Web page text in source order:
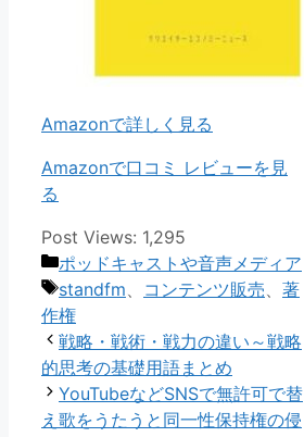
Amazonで詳しく見る
Amazonで口コミ レビューを見
る
Post Views: 1,295
カ
テ
ゴ
リ
ー
ポッドキャストや音声メディア
タ
グ
standfm、 コンテンツ販売、 著
作権
戦略・戦術・戦力の違い～戦略
的思考の基礎用語まとめ
YouTubeなどSNSで無許可で替
え歌をうたうと同一性保持権の侵